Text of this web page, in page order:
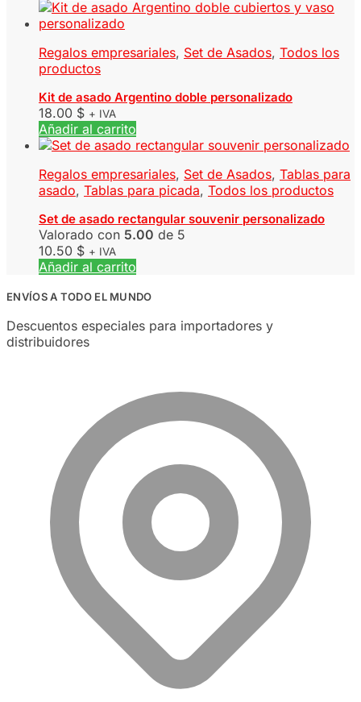
Regalos empresariales, Set de Asados, Todos los
productos
Kit de asado Argentino doble personalizado
18.00 $ + IVA
Añadir al carrito
Regalos empresariales, Set de Asados, Tablas para
asado, Tablas para picada, Todos los productos
Set de asado rectangular souvenir personalizado
Valorado con 5.00 de 5
10.50 $ + IVA
Añadir al carrito
ENVÍOS A TODO EL MUNDO
Descuentos especiales para importadores y
distribuidores